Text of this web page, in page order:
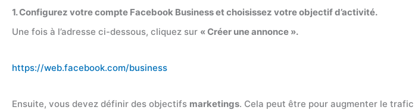
1. Configurez votre compte Facebook Business et choisissez votre objectif d’activité.
Une fois à l’adresse ci-dessous, cliquez sur « Créer une annonce ».
https://web.facebook.com/business
Ensuite, vous devez définir des objectifs marketings. Cela peut être pour augmenter le